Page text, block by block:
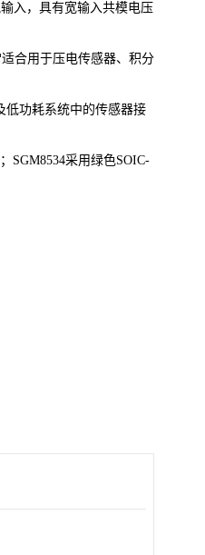
入，具有宽输入共模电压
合用于压电传感器、积分
低功耗系统中的传感器接
SGM8534采用绿色SOIC-